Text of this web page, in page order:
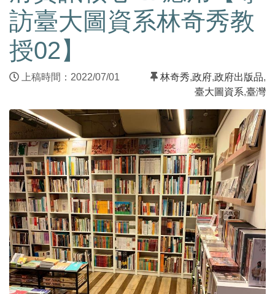
訪臺大圖資系林奇秀教
授02】
上稿時間：2022/07/01 林奇秀,政府,政府出版品,
臺大圖資系,臺灣